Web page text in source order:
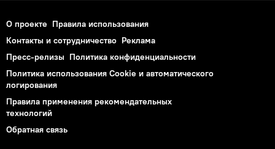
О проекте Правила использования
Контакты и сотрудничество Реклама
Пресс-релизы Политика конфиденциальности
Политика использования Cookie и автоматического
логирования
Правила применения рекомендательных
технологий
Обратная связь